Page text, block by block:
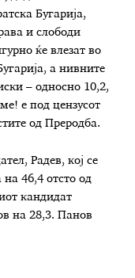
Бугарија,
и слободи
ќе влезат во
а нивните
– односно 10,2,
е под цензусот
од Преродба.
Радев, кој се
46,4 отсто од
кандидат
на 28,3. Панов